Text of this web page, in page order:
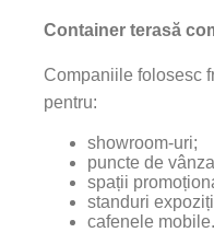
Container terasă
Companiile folosesc
pentru:
showroom-uri;
puncte de
spații
standuri
cafenele mobile.